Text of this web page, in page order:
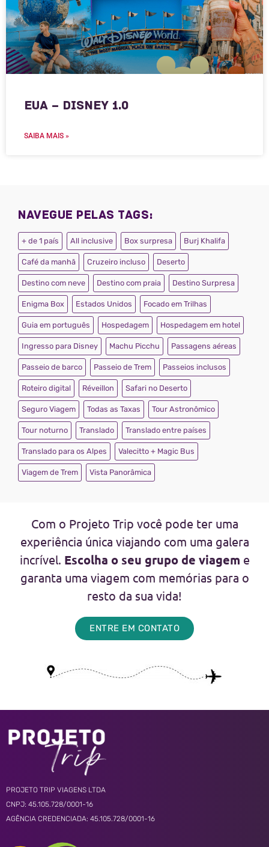
EUA – Disney 1.0
SAIBA MAIS »
Navegue pelas tags:
+ de 1 país All inclusive Box surpresa Burj Khalifa
Café da manhã Cruzeiro incluso Deserto
Destino com neve Destino com praia Destino Surpresa
Enigma Box Estados Unidos Focado em Trilhas
Guia em português Hospedagem Hospedagem em hotel
Ingresso para Disney Machu Picchu Passagens aéreas
Passeio de barco Passeio de Trem Passeios inclusos
Roteiro digital Réveillon Safari no Deserto
Seguro Viagem Todas as Taxas Tour Astronômico
Tour noturno Translado Translado entre países
Translado para os Alpes Valecitto + Magic Bus
Viagem de Trem Vista Panorâmica
Com o Projeto Trip você pode ter uma
experiência única viajando com uma galera
incrível. Escolha o seu grupo de viagem e
garanta uma viagem com memórias para o
resto da sua vida!
ENTRE EM CONTATO
PROJETO TRIP VIAGENS LTDA
CNPJ: 45.105.728/0001-16
AGÊNCIA CREDENCIADA: 45.105.728/0001-16